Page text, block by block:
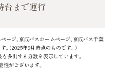
台まで運行
ジ、京成バスホームページ、京成バス千葉
（2025年9月時点のものです。）
多出する分数を表示しています。
がございます。